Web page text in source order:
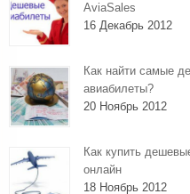
AviaSales
16 Декабрь 2012
Как найти самые
авиабилеты?
20 Ноябрь 2012
Как купить
онлайн
18 Ноябрь 2012